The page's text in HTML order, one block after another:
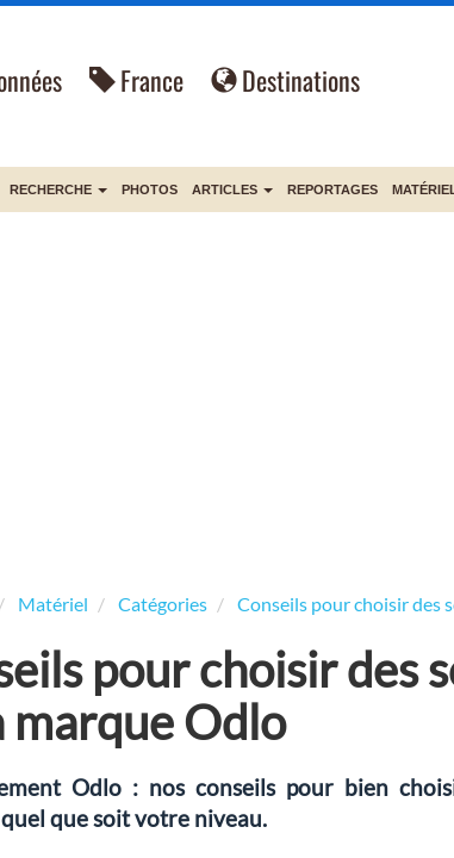
France Destinations
RECHERCHE PHOTOS ARTICLES REPORTAGES
Matériel Catégories Conseils pour choisir des
pour choisir des
marque Odlo
Odlo : nos conseils pour bien
que soit votre niveau.